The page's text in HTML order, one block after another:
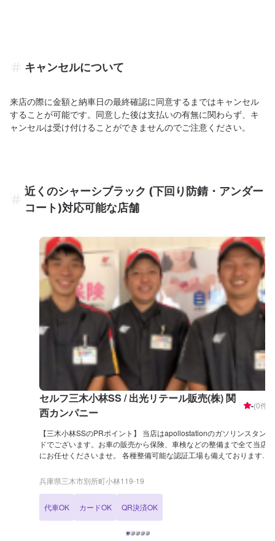
キャンセルについて
来店の際に金額と納車日の最終確認に同意するまではキャンセル
することが可能です。同意した後は支払いの有無に関わらず、キ
ャンセルは受け付けることができませんのでご注意ください。
近くのシャーシブラック (下回り防錆・アンダー
コート)対応可能な店舗
セルフ三木小林SS / 出光リテール販売(株) 関
西カンパニー
-(0件)
【三木小林SSのPRポイント】 当店はapollostationのガソリンスタン
ドでございます。お車の販売から保険、車検などの整備まで全て当店
にお任せくださいませ。 各種整備可能な認証工場も備えておりますの
付時間] 全日：9:00~17:30 [給油営業時間] 全日：9:00~23:00 【サービ
スルームの詳細】 ✅椅子 ✅トイレ ✅ゴミ箱 ✅自販機 を備えておりま
関しては1級資格者が3名在籍しております。日々の整備からお車のコ
ーティングまで、ぜひ当店にお任せください。 【アクセス】 当店は
国道175号線沿いにございます。「ローソン 三木小林店」様が併設し
兵庫県三木市別所町小林119-19
代車OK カードOK QR決済OK